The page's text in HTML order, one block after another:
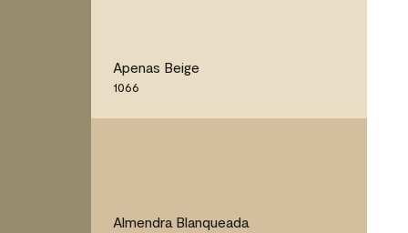
Apenas Beige
1066
Almendra Blanqueada